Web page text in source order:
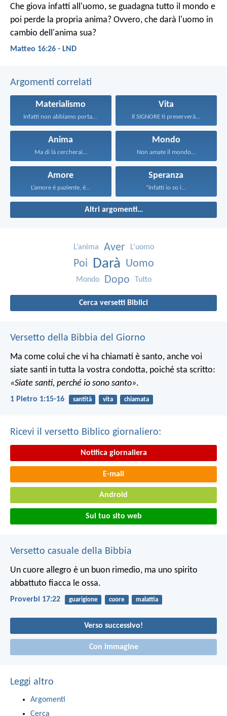
Che giova infatti all'uomo, se guadagna tutto il mondo e
poi perde la propria anima? Ovvero, che darà l'uomo in
cambio dell'anima sua?
Matteo 16:26 - LND
Argomenti correlati
Materialismo
Infatti non abbiamo portato...
Vita
Il SIGNORE ti preserverà...
Anima
Ma di là cercherai...
Mondo
Non amate il mondo...
Amore
L’amore è paziente, è...
Speranza
“Infatti io so i...
Altri argomenti…
L’anima Aver L’uomo
Poi Darà Uomo
Mondo Dopo Tutto
Cerca versetti Biblici
Versetto della Bibbia del Giorno
Ma come colui che vi ha chiamati è santo, anche voi
siate santi in tutta la vostra condotta, poiché sta scritto:
«Siate santi, perché io sono santo».
1 Pietro 1:15-16 santità vita chiamata
Ricevi il versetto Biblico giornaliero:
Notifica giornaliera
E-mail
Android
Sul tuo sito web
Versetto casuale della Bibbia
Un cuore allegro è un buon rimedio, ma uno spirito
abbattuto fiacca le ossa.
Proverbi 17:22 guarigione cuore malattia
Verso successivo!
Con immagine
Leggi altro
Argomenti
Cerca